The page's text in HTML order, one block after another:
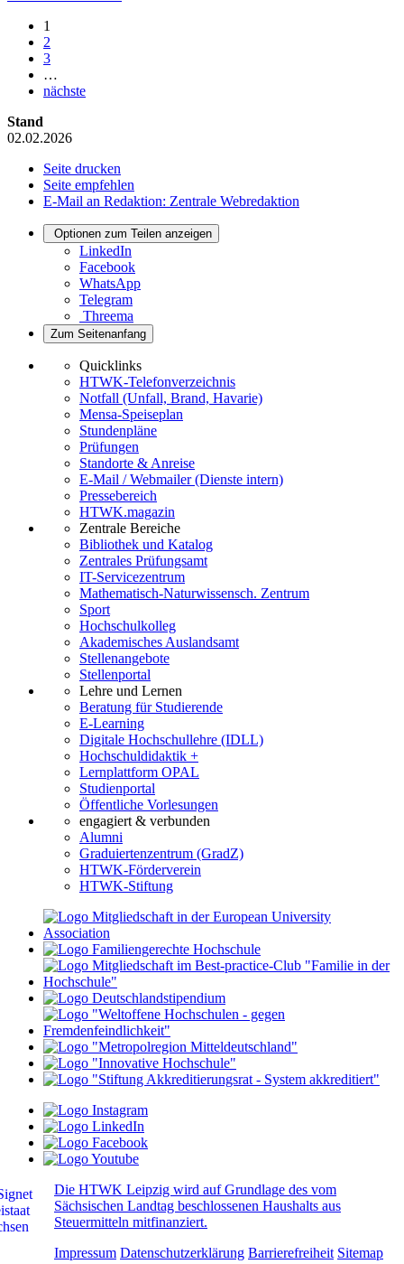
1
2
3
…
nächste
Stand
02.02.2026
Seite drucken
Seite empfehlen
E-Mail an Redaktion: Zentrale Webredaktion
Optionen zum Teilen anzeigen
LinkedIn
Facebook
WhatsApp
Telegram
Threema
Zum Seitenanfang
Quicklinks
HTWK-Telefonverzeichnis
Notfall (Unfall, Brand, Havarie)
Mensa-Speiseplan
Stundenpläne
Prüfungen
Standorte & Anreise
E-Mail / Webmailer (Dienste intern)
Pressebereich
HTWK.magazin
Zentrale Bereiche
Bibliothek und Katalog
Zentrales Prüfungsamt
IT-Servicezentrum
Mathematisch-Naturwissensch. Zentrum
Sport
Hochschulkolleg
Akademisches Auslandsamt
Stellenangebote
Stellenportal
Lehre und Lernen
Beratung für Studierende
E-Learning
Digitale Hochschullehre (IDLL)
Hochschuldidaktik +
Lernplattform OPAL
Studienportal
Öffentliche Vorlesungen
engagiert & verbunden
Alumni
Graduiertenzentrum (GradZ)
HTWK-Förderverein
HTWK-Stiftung
Die HTWK Leipzig wird auf Grundlage des vom
Sächsischen Landtag beschlossenen Haushalts aus
Steuermitteln mitfinanziert.
Impressum Datenschutzerklärung Barrierefreiheit Sitemap